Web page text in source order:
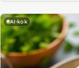
AI-kok